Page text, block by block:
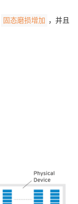
固态磨损增加 ，并且